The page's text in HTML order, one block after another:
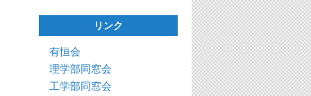
リンク
有恒会
理学部同窓会
工学部同窓会